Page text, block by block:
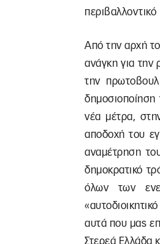
Από την αρχή
ανάγκη για την
την
δημοσιοποίηση
νέα μέτρα,
αποδοχή του
αναμέτρηση
δημοκρατικό
όλων των
αυτά που μας
Στερεά Ελλάδα